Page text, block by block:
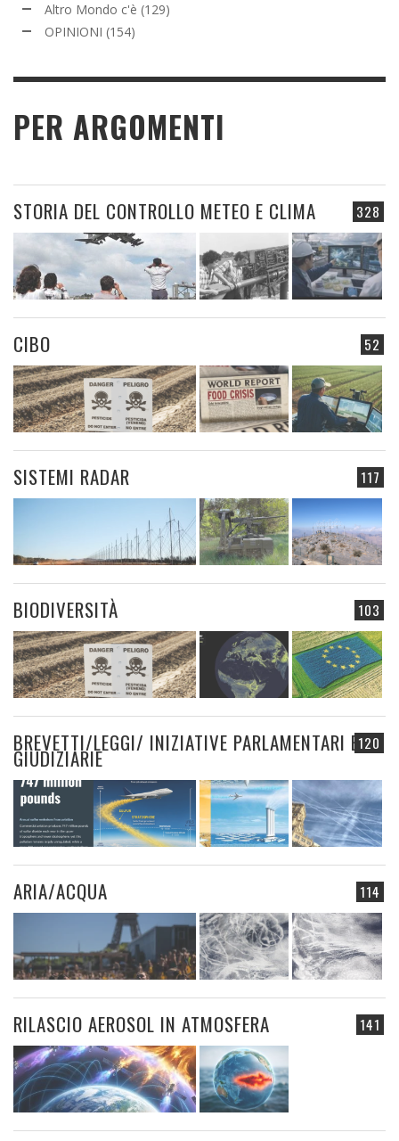
Altro Mondo c'è (129)
OPINIONI (154)
PER ARGOMENTI
328
STORIA DEL CONTROLLO METEO E CLIMA
52
CIBO
117
SISTEMI RADAR
103
BIODIVERSITÀ
120
BREVETTI/LEGGI/ INIZIATIVE PARLAMENTARI E
GIUDIZIARIE
114
ARIA/ACQUA
141
RILASCIO AEROSOL IN ATMOSFERA